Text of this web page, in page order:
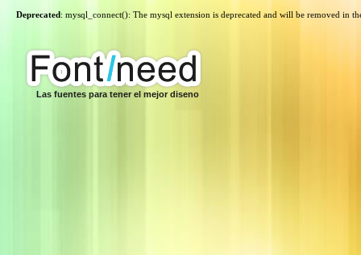
Deprecated: mysql_connect(): The mysql extension is deprecated and will be removed in
Las fuentes para tener el mejor diseno